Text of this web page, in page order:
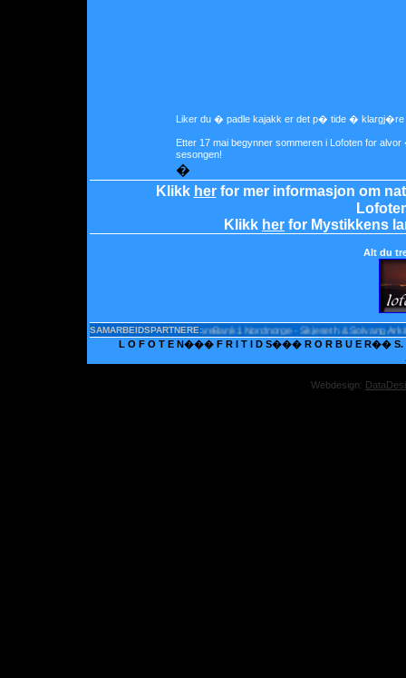
Liker du � padle kajakk er det p� tide �
Etter 17 mai begynner sommeren i Lofoten for
sesongen!
�
Klikk herfor mer informasjon om
Klikk her for Mystikkens
Alt du
SAMARBEIDSPARTNERE:SpareBank1 Nordnorge - Skjeseth & Solvang
L O F O T E N��� F R I T I D S��� R O R B U E R�� S.
Webdesign: